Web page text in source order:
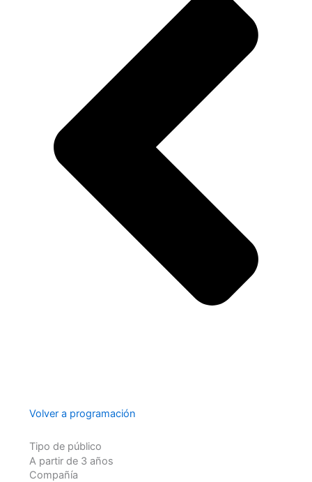
Volver a programación
Tipo de público
A partir de 3 años
Compañía